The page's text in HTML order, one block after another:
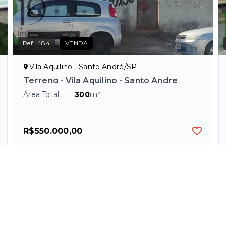
Ref.:484 VENDA
Vila Aquilino - Santo André/SP
Terreno - Vila Aquilino - Santo Andre
Área Total 300m²
R$550.000,00